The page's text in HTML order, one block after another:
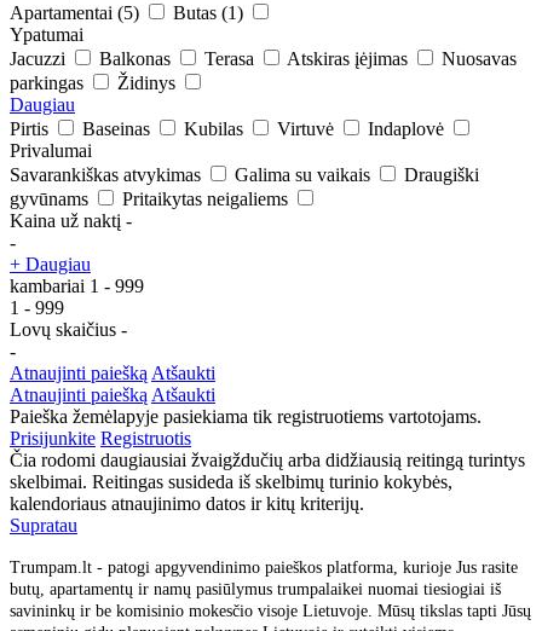
Apartamentai (5) Butas (1)
Ypatumai
Jacuzzi
Balkonas Terasa Atskiras įėjimas
Nuosavas
parkingas
Židinys
Daugiau
Pirtis
Baseinas Kubilas Virtuvė
Indaplovė
Privalumai
Savarankiškas atvykimas
Galima su vaikais
Draugiški
gyvūnams
Pritaikytas neigaliems
Kaina už naktį -
-
+ Daugiau
kambariai 1 - 999
1 - 999
Lovų skaičius -
-
Atnaujinti paiešką Atšaukti
Atnaujinti paiešką Atšaukti
Paieška žemėlapyje pasiekiama tik registruotiems vartotojams.
Prisijunkite Registruotis
Čia rodomi daugiausiai žvaigždučių arba didžiausią reitingą turintys
skelbimai. Reitingas susideda iš skelbimų turinio kokybės,
kalendoriaus atnaujinimo datos ir kitų kriterijų.
Supratau
Trumpam.lt - patogi apgyvendinimo paieškos platforma, kurioje Jus rasite
butų, apartamentų ir namų pasiūlymus trumpalaikei nuomai tiesiogiai iš
savininkų ir be komisinio mokesčio visoje Lietuvoje. Mūsų tikslas tapti Jūsų